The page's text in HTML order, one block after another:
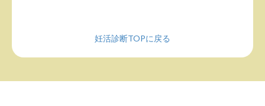
妊活診断TOPに戻る